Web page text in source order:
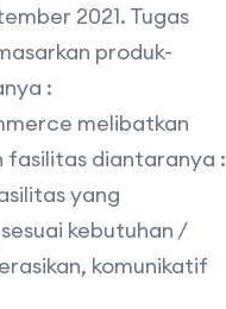
2021. Tugas
produk-
:
melibatkan
fasilitas diantaranya :
yang
kebutuhan /
komunikatif